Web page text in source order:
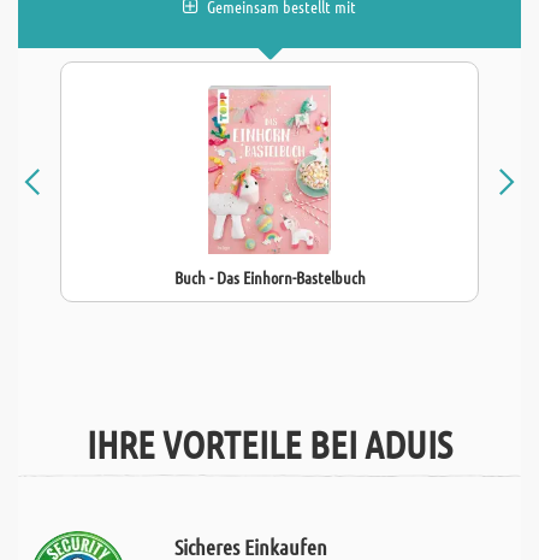
Gemeinsam bestellt mit
Buch - Das Einhorn-Bastelbuch
IHRE VORTEILE BEI ADUIS
Sicheres Einkaufen